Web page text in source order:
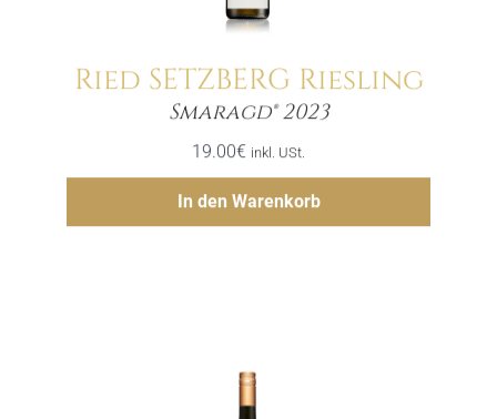
Ried SETZBERG Riesling
Smaragd® 2023
19.00€ inkl. USt.
In den Warenkorb
Menge
Hinzufügen